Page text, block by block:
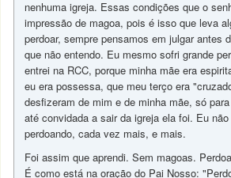
nenhuma igreja. Essas condições que o
impressão de magoa, pois é isso que leva
perdoar, sempre pensamos em julgar antes
que não entendo. Eu mesmo sofri grande
entrei na RCC, porque minha mãe era
eu era possessa, que meu terço era
desfizeram de mim e de minha mãe, só
até convidada a sair da igreja ela foi. Eu
perdoando, cada vez mais, e mais.
Foi assim que aprendi. Sem magoas.
É como está na oração do Pai Nosso: